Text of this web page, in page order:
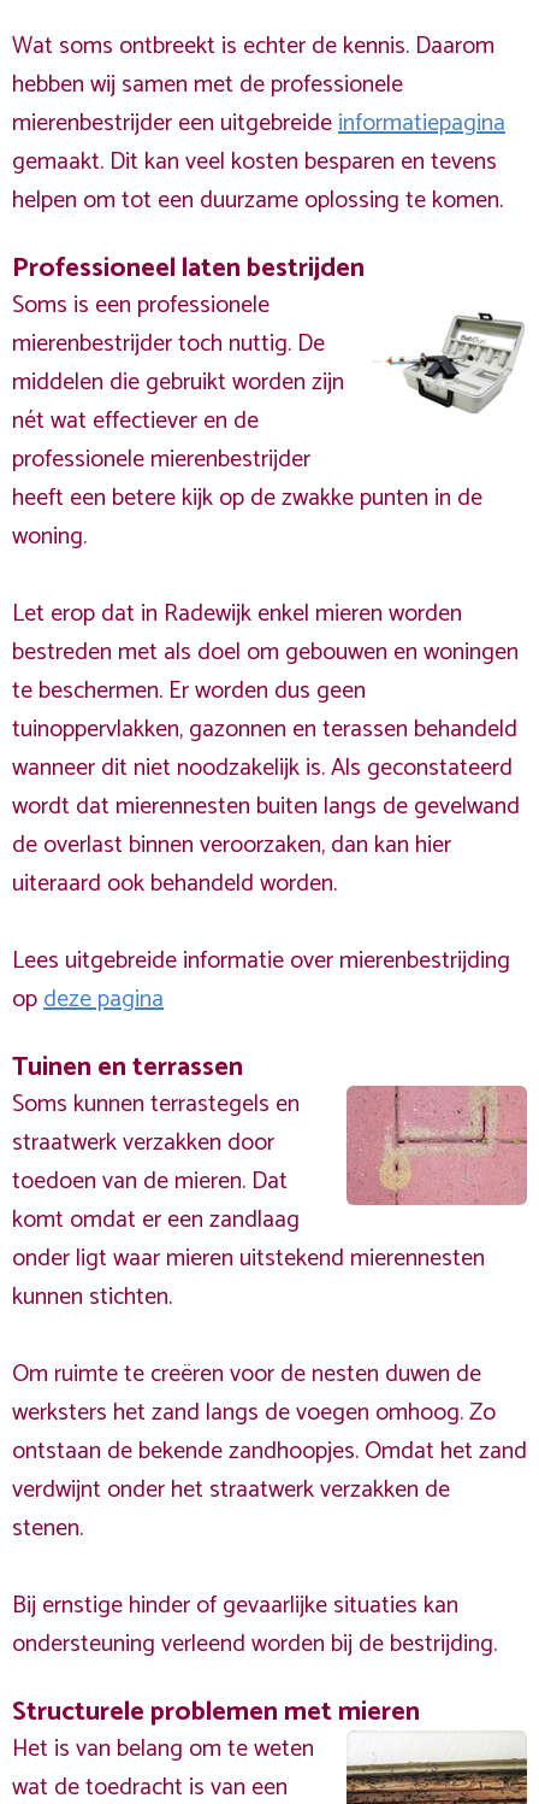
Wat soms ontbreekt is echter de kennis. Daarom
hebben wij samen met de professionele
mierenbestrijder een uitgebreideinformatiepagina
gemaakt. Dit kan veel kosten besparen en tevens
helpen om tot een duurzame oplossing te komen.
Professioneel laten bestrijden
Soms is een professionele
mierenbestrijder toch nuttig. De
middelen die gebruikt worden zijn
nét wat effectiever en de
professionele mierenbestrijder
heeft een betere kijk op de zwakke punten in de
woning.
Let erop dat in Radewijk enkel mieren worden
bestreden met als doel om gebouwen en woningen
te beschermen. Er worden dus geen
tuinoppervlakken, gazonnen en terassen behandeld
wanneer dit niet noodzakelijk is. Als geconstateerd
wordt dat mierennesten buiten langs de gevelwand
de overlast binnen veroorzaken, dan kan hier
uiteraard ook behandeld worden.
Lees uitgebreide informatie over mierenbestrijding
opdeze pagina
Tuinen en terrassen
Soms kunnen terrastegels en
straatwerk verzakken door
toedoen van de mieren. Dat
komt omdat er een zandlaag
onder ligt waar mieren uitstekend mierennesten
kunnen stichten.
Om ruimte te creëren voor de nesten duwen de
werksters het zand langs de voegen omhoog. Zo
ontstaan de bekende zandhoopjes. Omdat het zand
verdwijnt onder het straatwerk verzakken de
stenen.
Bij ernstige hinder of gevaarlijke situaties kan
ondersteuning verleend worden bij de bestrijding.
Structurele problemen met mieren
Het is van belang om te weten
wat de toedracht is van een